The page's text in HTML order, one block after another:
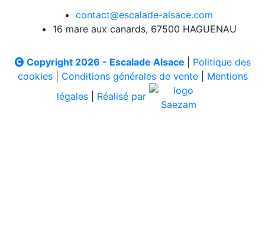
contact@escalade-alsace.com
16 mare aux canards, 67500 HAGUENAU
Copyright 2026 - Escalade Alsace
Politique des
cookies| Conditions générales de vente| Mentions
légales
Réalisé par